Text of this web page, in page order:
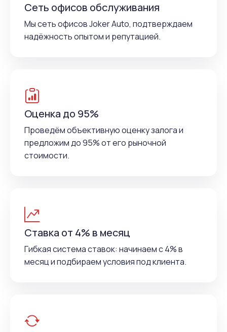
Сеть офисов обслуживания
Мы сеть офисов Joker Auto, подтверждаем
надёжность опытом и репутацией.
Оценка до 95%
Проведём объективную оценку залога и
предложим до 95% от его рыночной
стоимости.
Ставка от 4% в месяц
Гибкая система ставок: начинаем с 4% в
месяц и подбираем условия под клиента.